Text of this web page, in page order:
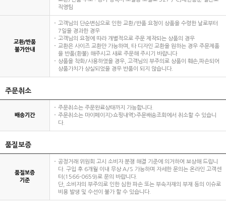
직영팀
교환/반품
불가안내
고객님의 단순변심으로 인한 교환/반품 요청이 상품을 수령한 날로부터
7일을 경과한 경우
고객님의 요청에 따라 개별적으로 주문 제작되는 상품의 경우
교환은 사이즈 교환만 가능하며, 타 디자인 교환을 원하는 경우 주문제품
을 반품(환불) 해주시고 새로 주문해 주시기 바랍니다
상품을 착화/사용하였을 경우, 고객님의 부주의로 상품이 훼손,파손되어
상품가치가 상실되었을 경우 반품이 되지 않습니다.
주문취소
배송기간
주문취소는 주문완료상태까지 가능합니다.
주문취소는 마이페이지>쇼핑내역>주문배송조회에서 취소할 수 있습니
다.
품질보증
품질보증
기준
공정거래 위원회 고시 소비자 분쟁 해결 기준에 의거하여 보상해 드립니
다. 구입 후 6개월 이내 무상 A/S 가능하며 자세한 문의는 온라인 고객센
터(1566-0659)로 문의 바랍니다.
단, 소비자의 부주의로 인한 심한 파손 또는 부속자재의 부재 등의 이슈로
비용 발생 및 수선이 불가 할 수 있습니다.